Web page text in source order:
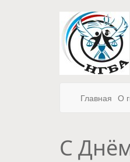
Главная О
С